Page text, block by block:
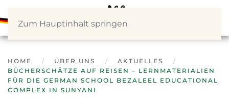
Zum Hauptinhalt springen
HOME ÜBER UNS
AKTUELLES
BÜCHERSCHÄTZE AUF REISEN – LERNMATERIALIEN
FÜR DIE GERMAN SCHOOL BEZALEEL EDUCATIONAL
COMPLEX IN SUNYANI